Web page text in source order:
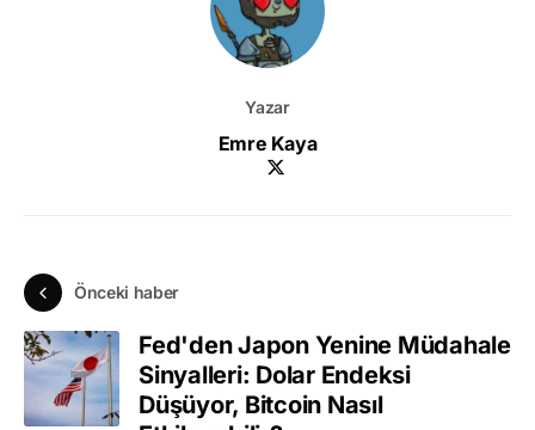
Yazar
Emre Kaya
Önceki haber
Fed'den Japon Yenine Müdahale
Sinyalleri: Dolar Endeksi
Düşüyor, Bitcoin Nasıl